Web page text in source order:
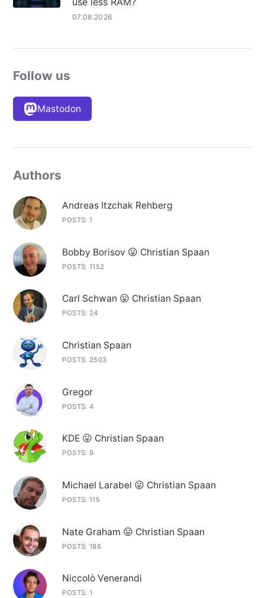
07.08.2026
Follow us
Mastodon
Authors
Andreas Itzchak Rehberg
POSTS: 1
Bobby Borisov 😛 Christian Spaan
POSTS: 1152
Carl Schwan 😛 Christian Spaan
POSTS: 24
Christian Spaan
POSTS: 2503
Gregor
POSTS: 4
KDE 😛 Christian Spaan
POSTS: 9
Michael Larabel 😛 Christian Spaan
POSTS: 115
Nate Graham 😛 Christian Spaan
POSTS: 186
Niccolò Venerandi
POSTS: 1